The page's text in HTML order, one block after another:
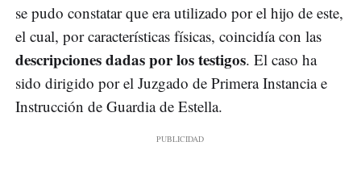
se pudo constatar que era utilizado por el hijo de este,
el cual, por características físicas, coincidía con las
descripciones dadas por los testigos. El caso ha
sido dirigido por el Juzgado de Primera Instancia e
Instrucción de Guardia de Estella.